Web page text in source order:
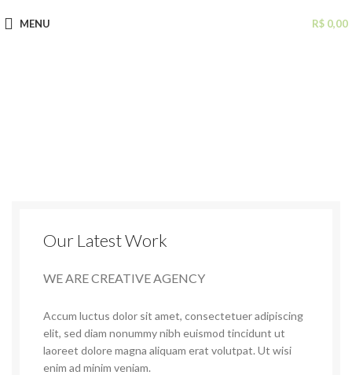
MENU R$ 0,00
Our Latest Work
WE ARE CREATIVE AGENCY
Accum luctus dolor sit amet, consectetuer adipiscing
elit, sed diam nonummy nibh euismod tincidunt ut
laoreet dolore magna aliquam erat volutpat. Ut wisi
enim ad minim veniam.